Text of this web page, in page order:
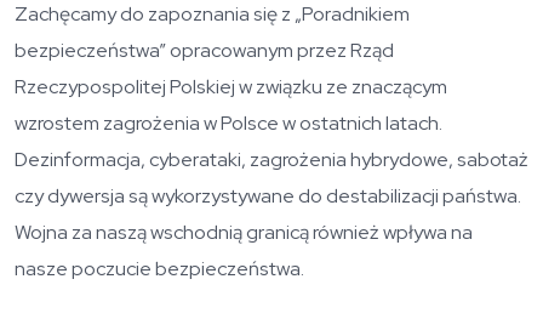
Zachęcamy do zapoznania się z „Poradnikiem
bezpieczeństwa” opracowanym przezRząd
Rzeczypospolitej Polskiej w związku ze znaczącym
wzrostem zagrożenia w Polsce w ostatnich latach.
Dezinformacja, cyberataki, zagrożenia hybrydowe, sabotaż
czy dywersja są wykorzystywane do destabilizacji państwa.
Wojna za naszą wschodnią granicą również wpływa na
nasze poczucie bezpieczeństwa.